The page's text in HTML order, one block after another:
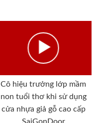
Cô hiệu trưởng lớp mầm
non tuổi thơ khi sử dụng
cửa nhựa giả gỗ cao cấp
SaiGonDoor